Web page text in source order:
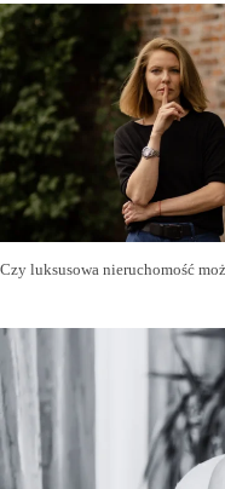
Czy luksusowa nieruchomość